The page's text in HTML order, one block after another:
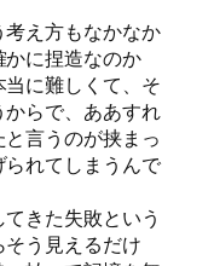
え方もなかなか
に捏造なのか
に難しくて、そ
らで、ああすれ
言うのが挟まっ
れてしまうんで
きた失敗という
う見えるだけ